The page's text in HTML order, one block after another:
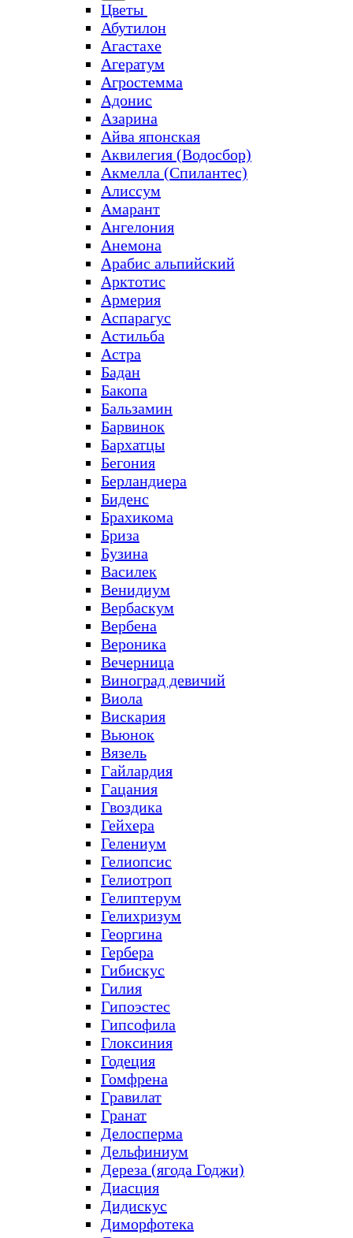
Цветы
Абутилон
Агастахе
Агератум
Агростемма
Адонис
Азарина
Айва японская
Аквилегия (Водосбор)
Акмелла (Спилантес)
Алиссум
Амарант
Ангелония
Анемона
Арабис альпийский
Арктотис
Армерия
Аспарагус
Астильба
Астра
Бадан
Бакопа
Бальзамин
Барвинок
Бархатцы
Бегония
Берландиера
Биденс
Брахикома
Бриза
Бузина
Василек
Венидиум
Вербаскум
Вербена
Вероника
Вечерница
Виноград девичий
Виола
Вискария
Вьюнок
Вязель
Гайлардия
Гацания
Гвоздика
Гейхера
Гелениум
Гелиопсис
Гелиотроп
Гелиптерум
Гелихризум
Георгина
Гербера
Гибискус
Гилия
Гипоэстес
Гипсофила
Глоксиния
Годеция
Гомфрена
Гравилат
Гранат
Делосперма
Дельфиниум
Дереза (ягода Годжи)
Диасция
Дидискус
Диморфотека